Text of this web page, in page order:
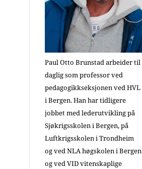
Paul Otto Brunstad arbeider til
daglig som professor ved
pedagogikkseksjonen ved HVL
i Bergen. Han har tidligere
jobbet med lederutvikling på
Sjøkrigsskolen i Bergen, på
Luftkrigsskolen i Trondheim
og ved NLA høgskolen i Bergen
og ved VID vitenskaplige